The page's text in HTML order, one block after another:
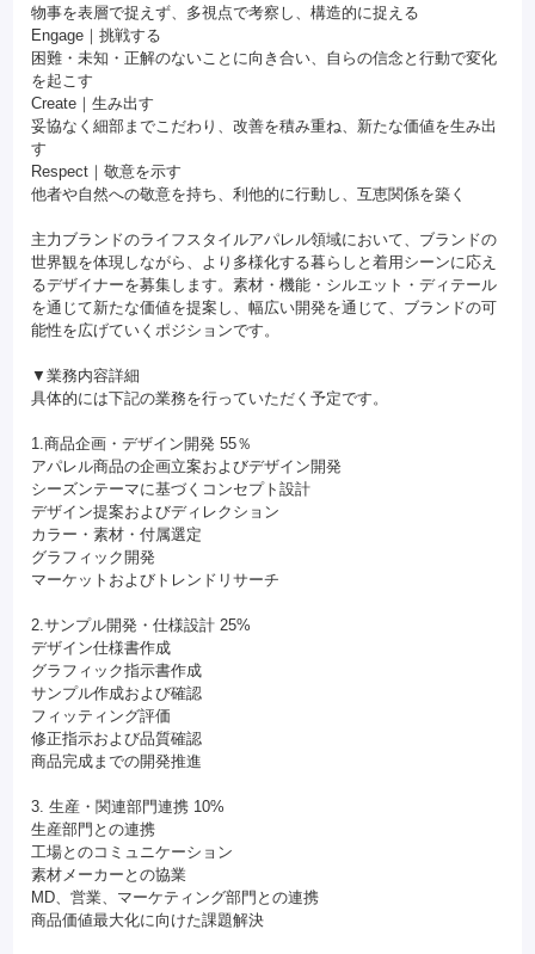
物事を表層で捉えず、多視点で考察し、構造的に捉える
Engage｜挑戦する
困難・未知・正解のないことに向き合い、自らの信念と行動で変化
を起こす
Create｜生み出す
妥協なく細部までこだわり、改善を積み重ね、新たな価値を生み出
す
Respect｜敬意を示す
他者や自然への敬意を持ち、利他的に行動し、互恵関係を築く
主力ブランドのライフスタイルアパレル領域において、ブランドの
世界観を体現しながら、より多様化する暮らしと着用シーンに応え
るデザイナーを募集します。素材・機能・シルエット・ディテール
を通じて新たな価値を提案し、幅広い開発を通じて、ブランドの可
能性を広げていくポジションです。
▼業務内容詳細
具体的には下記の業務を行っていただく予定です。
1.商品企画・デザイン開発 55％
アパレル商品の企画立案およびデザイン開発
シーズンテーマに基づくコンセプト設計
デザイン提案およびディレクション
カラー・素材・付属選定
グラフィック開発
マーケットおよびトレンドリサーチ
2.サンプル開発・仕様設計 25%
デザイン仕様書作成
グラフィック指示書作成
サンプル作成および確認
フィッティング評価
修正指示および品質確認
商品完成までの開発推進
3. 生産・関連部門連携 10%
生産部門との連携
工場とのコミュニケーション
素材メーカーとの協業
MD、営業、マーケティング部門との連携
商品価値最大化に向けた課題解決